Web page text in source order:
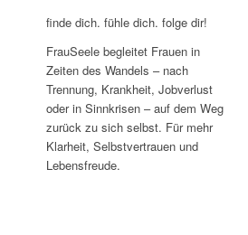
finde dich. fühle dich. folge dir!
FrauSeele begleitet Frauen in
Zeiten des Wandels – nach
Trennung, Krankheit, Jobverlust
oder in Sinnkrisen – auf dem Weg
zurück zu sich selbst. Für mehr
Klarheit, Selbstvertrauen und
Lebensfreude.